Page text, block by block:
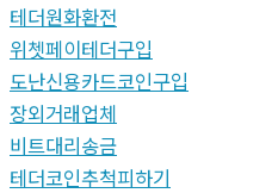
테더원화환전
위쳇페이테더구입
도난신용카드코인구입
장외거래업체
비트대리송금
테더코인추척피하기